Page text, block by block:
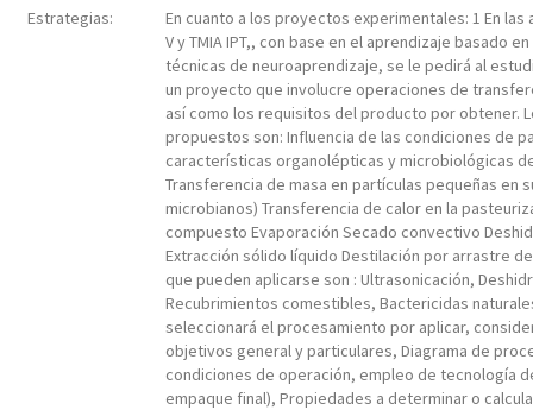
Estrategias:
En cuanto a los proyectos experimentales: 1 En las
V y TMIA IPT,, con base en el aprendizaje basado
técnicas de neuroaprendizaje, se le pedirá al
un proyecto que involucre operaciones de
así como los requisitos del producto por obtener.
propuestos son: Influencia de las condiciones de
características organolépticas y microbiológicas
Transferencia de masa en partículas pequeñas en
microbianos) Transferencia de calor en la
compuesto Evaporación Secado convectivo
Extracción sólido líquido Destilación por arrastre
que pueden aplicarse son : Ultrasonicación,
Recubrimientos comestibles, Bactericidas
seleccionará el procesamiento por aplicar,
objetivos general y particulares, Diagrama de
condiciones de operación, empleo de tecnología
empaque final), Propiedades a determinar o